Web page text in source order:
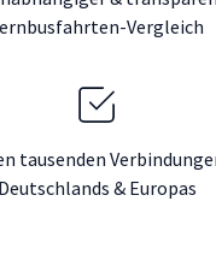
Vergleich
tausenden
Deutschlands & Europas